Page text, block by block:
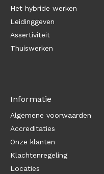
Het hybride werken
Leidinggeven
Assertiviteit
Thuiswerken
Informatie
Algemene voorwaarden
Accreditaties
Onze klanten
Klachtenregeling
Locaties